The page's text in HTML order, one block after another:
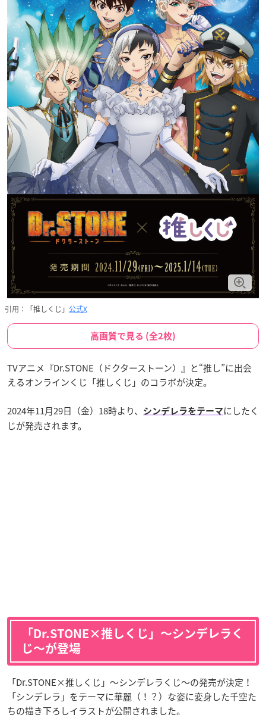
引用：「推しくじ」 公式X
高画質で見る (全2枚)
TVアニメ『Dr.STONE（ドクターストーン）』と“推し”に出会
えるオンラインくじ「推しくじ」のコラボが決定。
2024年11月29日（金）18時より、 シンデレラをテーマ にしたく
じが発売されます。
「Dr.STONE×推しくじ」〜シンデレラく
じ〜が登場
「Dr.STONE×推しくじ」〜シンデレラくじ〜の発売が決定！
「シンデレラ」をテーマに華麗（！？）な姿に変身した千空た
ちの描き下ろしイラストが公開されました。